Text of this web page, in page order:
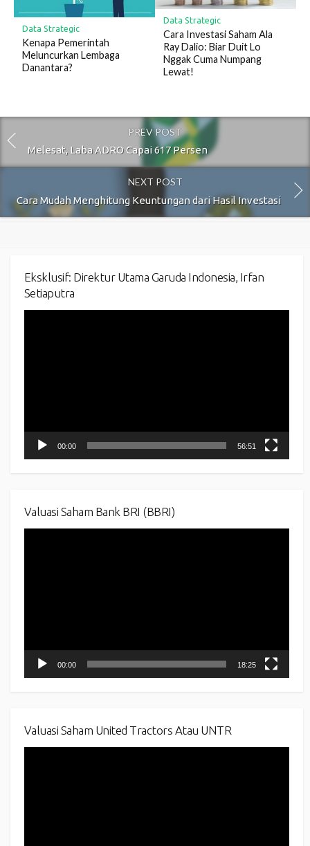
Data Strategic
Kenapa Pemerintah
Meluncurkan Lembaga
Danantara?
Data Strategic
Cara Investasi Saham Ala
Ray Dalio: Biar Duit Lo
Nggak Cuma Numpang
Lewat!
PREV POST
Melesat, Laba ADRO Capai 617 Persen
NEXT POST
Cara Mudah Menghitung Keuntungan dari Hasil Investasi
Eksklusif: Direktur Utama Garuda Indonesia, Irfan
Setiaputra
00:00 56:51
Valuasi Saham Bank BRI (BBRI)
00:00 18:25
Valuasi Saham United Tractors Atau UNTR